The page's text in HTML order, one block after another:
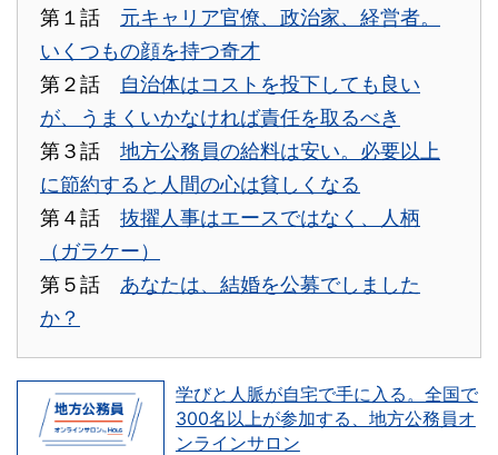
第１話 元キャリア官僚、政治家、経営者。
いくつもの顔を持つ奇才
第２話 自治体はコストを投下しても良い
が、うまくいかなければ責任を取るべき
第３話 地方公務員の給料は安い。必要以上
に節約すると人間の心は貧しくなる
第４話 抜擢人事はエースではなく、人柄
（ガラケー）
第５話 あなたは、結婚を公募でしました
か？
学びと人脈が自宅で手に入る。全国で
300名以上が参加する、地方公務員オ
ンラインサロン